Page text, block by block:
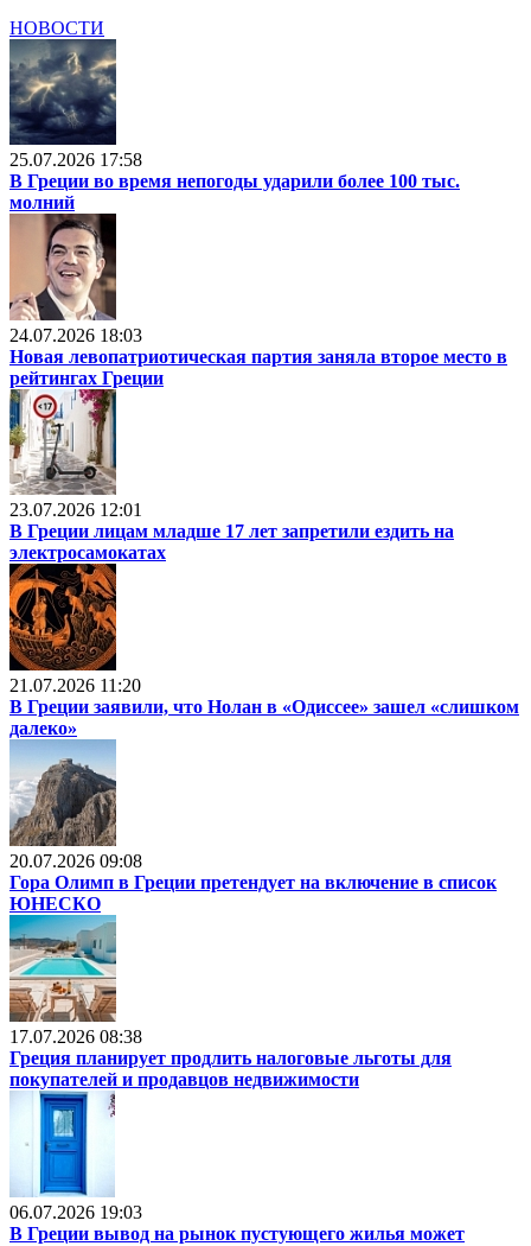
НОВОСТИ
25.07.2026 17:58
В Греции во время непогоды ударили более 100 тыс.
молний
24.07.2026 18:03
Новая левопатриотическая партия заняла второе место в
рейтингах Греции
23.07.2026 12:01
В Греции лицам младше 17 лет запретили ездить на
электросамокатах
21.07.2026 11:20
В Греции заявили, что Нолан в «Одиссее» зашел «слишком
далеко»
20.07.2026 09:08
Гора Олимп в Греции претендует на включение в список
ЮНЕСКО
17.07.2026 08:38
Греция планирует продлить налоговые льготы для
покупателей и продавцов недвижимости
06.07.2026 19:03
В Греции вывод на рынок пустующего жилья может